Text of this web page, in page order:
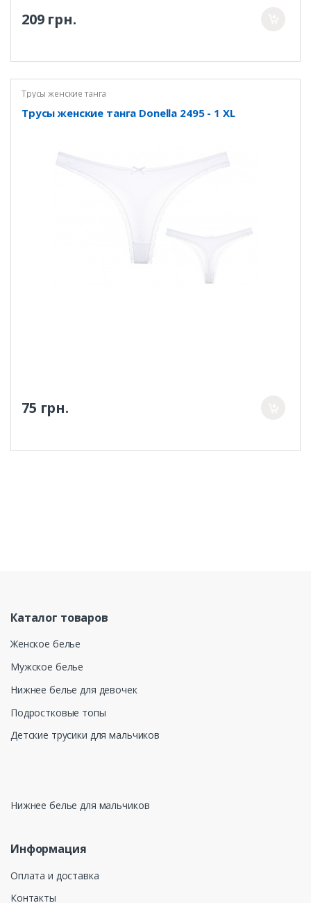
209 грн.
Трусы женские танга
Трусы женские танга Donella 2495 - 1 XL
75 грн.
Каталог товаров
Женское белье
Мужское белье
Нижнее белье для девочек
Подростковые топы
Детские трусики для мальчиков
Нижнее белье для мальчиков
Информация
Оплата и доставка
Контакты